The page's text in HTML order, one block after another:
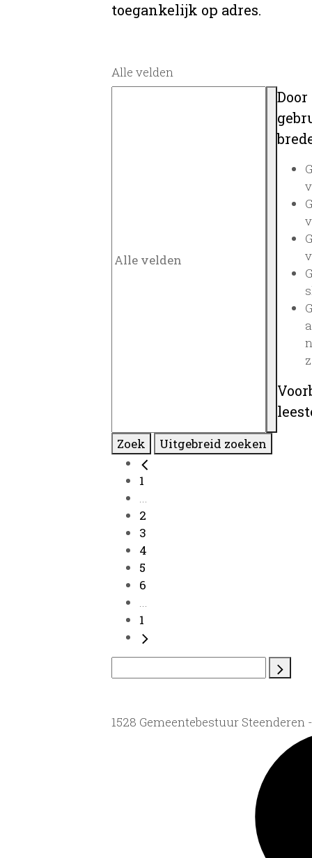
toegankelijk op adres.
Alle velden
Zoek Uitgebreid zoeken
1
...
2
3
4
5
6
...
1
1528 Gemeentebestuur